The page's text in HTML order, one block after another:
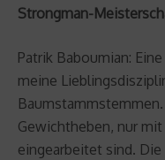
Strongman-
Patrik Baboumian:
meine
Gewichtheben, nur
eingearbeitet sind.